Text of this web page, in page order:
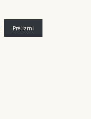
Preuzmi